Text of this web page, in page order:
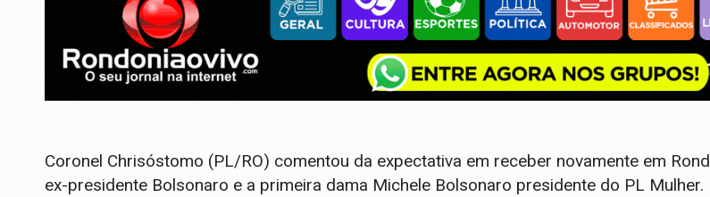
Coronel Chrisóstomo (PL/RO) comentou da expectativa em receber novamente em
ex-presidente Bolsonaro e a primeira dama Michele Bolsonaro presidente do PL Mulher.